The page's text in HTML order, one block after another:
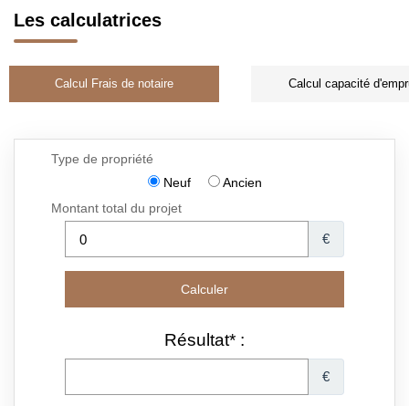
Les calculatrices
Calcul Frais de notaire Calcul capacité